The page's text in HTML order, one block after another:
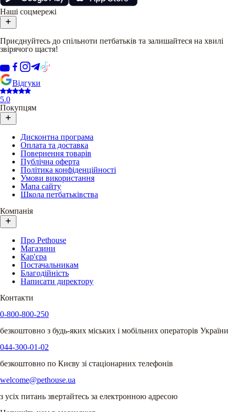
Наші соцмережі
Приєднуйтесь до спільноти петбатьків та залишайтеся на хвилі
звірячого щастя!
Відгуки
5.0
Покупцям
Дисконтна програма
Оплата та доставка
Повернення товарів
Публічна оферта
Політика конфіденційності
Умови використання
Мапа сайту
Школа петбатьківства
Компанія
Про Pethouse
Магазини
Кар'єра
Постачальникам
Благодійність
Написати директору
Контакти
0-800-800-250
безкоштовно з будь-яких міських і мобільних операторів України
044-300-01-02
безкоштовно по Києву зі стаціонарних телефонів
welcome@pethouse.ua
з усіх питань звертайтесь за електронною адресою